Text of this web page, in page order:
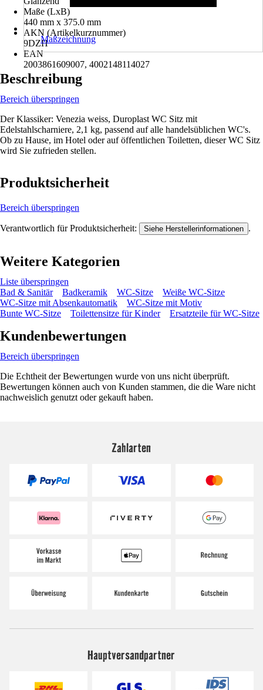
Maße (LxB)
440 mm x 375.0 mm
AKN (Artikelkurznummer)
9DZH
EAN
2003861609007, 4002148114027
Maßzeichnung
Beschreibung
Bereich überspringen
Der Klassiker: Venezia weiss, Duroplast WC Sitz mit
Edelstahlscharniere, 2,1 kg, passend auf alle handelsüblichen WC's.
Ob zu Hause, im Hotel oder auf öffentlichen Toiletten, dieser WC Sitz
wird Sie zufrieden stellen.
Produktsicherheit
Bereich überspringen
Verantwortlich für Produktsicherheit: Siehe Herstellerinformationen .
Weitere Kategorien
Liste überspringen
Bad & Sanitär
Badkeramik WC-Sitze
Weiße WC-Sitze
WC-Sitze mit Absenkautomatik
WC-Sitze mit Motiv
Bunte WC-Sitze
Toilettensitze für Kinder Ersatzteile für WC-Sitze
Kundenbewertungen
Bereich überspringen
Die Echtheit der Bewertungen wurde von uns nicht überprüft.
Bewertungen können auch von Kunden stammen, die die Ware nicht
nachweislich genutzt oder gekauft haben.
Zahlarten
Hauptversandpartner